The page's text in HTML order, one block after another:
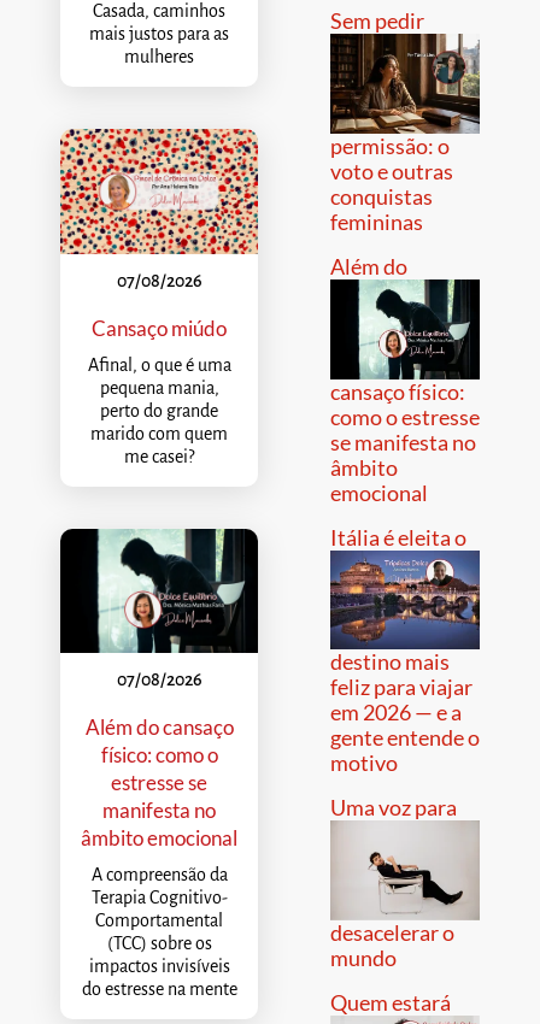
Casada, caminhos
mais justos para as
mulheres
07/08/2026
Cansaço miúdo
Afinal, o que é uma
pequena mania,
perto do grande
marido com quem
me casei?
07/08/2026
Além do cansaço
físico: como o
estresse se
manifesta no
âmbito emocional
A compreensão da
Terapia Cognitivo-
Comportamental
(TCC) sobre os
impactos invisíveis
do estresse na mente
Sem pedir
permissão: o
voto e outras
conquistas
femininas
Além do
cansaço físico:
como o estresse
se manifesta no
âmbito
emocional
Itália é eleita o
destino mais
feliz para viajar
em 2026 — e a
gente entende o
motivo
Uma voz para
desacelerar o
mundo
Quem estará